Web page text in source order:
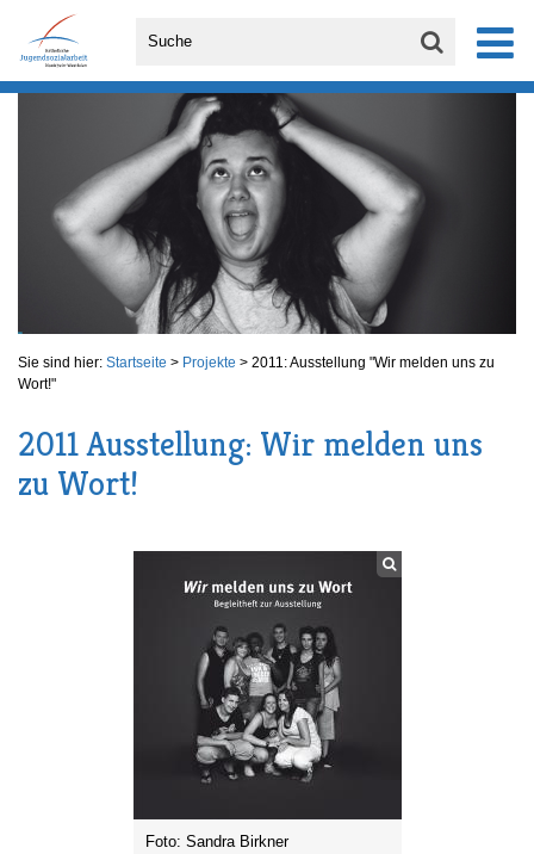
Sie sind hier: Startseite > Projekte > 2011: Ausstellung "Wir melden uns zu
Wort!"
2011 Ausstellung: Wir melden uns
zu Wort!
Foto: Sandra Birkner